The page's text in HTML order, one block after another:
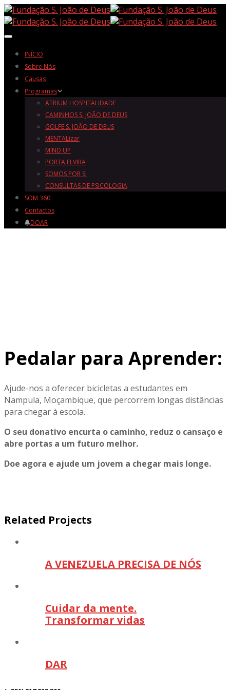
Toggle navigation
INÍCIO
Sobre Nós
Causas
Programas
ATRIUM HOSPITALIDADE
CAMINHOS S. JOÃO DE DEUS
GOLFE S. JOÃO DE DEUS
MENTALizar
MIND UP
PORTA ELVIRA
SOMOS POR SI
CONSULTAS DE PSICOLOGIA
SOM 360
Contactos
DOAR
Pedalar para Aprender:
Ajude-nos a oferecer bicicletas a estudantes em
Nampula, Moçambique, que percorrem longas distâncias
para chegar à escola.
O seu donativo encurta o caminho, reduz o cansaço e
abre portas a um futuro melhor.
Doe agora e ajude um jovem a chegar mais longe.
Related Projects
A VENEZUELA PRECISA DE NÓS
Cuidar da mente.
Transformar vidas
DAR